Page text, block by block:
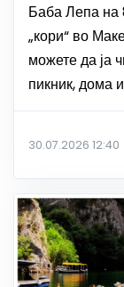
Баба Лепа на
„кори“ во
можете да ја
пикник, дома
30.07.2026 12:40